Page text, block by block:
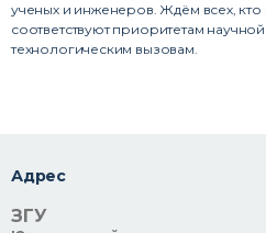
ученых и инженеров. Ждём всех,
соответствуют приоритетам
технологическим вызовам.
Адрес
ЗГУ